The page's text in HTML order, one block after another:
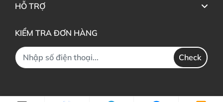
HỖ TRỢ
KIỂM TRA ĐƠN HÀNG
Check